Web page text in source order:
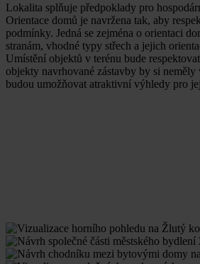
Lokalita splňuje předpoklady pro
Orientace domů je navržena tak, aby
podmínky. Jedná se zejména o orientaci
stranám, vhodné typy střech a jejich
Umístění objektů v terénu bude
objekty navrhované zástavby by si neměly
budou umožňovat atraktivní výhledy pro